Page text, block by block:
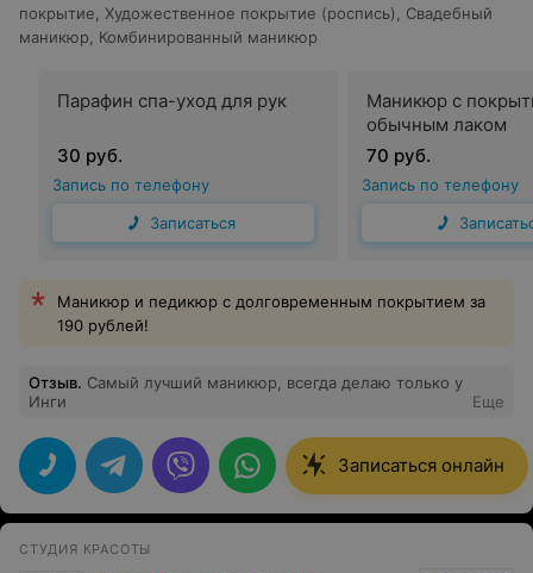
покрытие
Художественное покрытие (роспись)
Свадебный
маникюр
Комбинированный маникюр
Парафин спа-уход для рук
30 руб.
Запись по телефону
Записаться
Маникюр с
обычным лаком
70 руб.
Запись по телефону
Маникюр и педикюр с долговременным покрытием за
190 рублей!
Отзыв. Самый лучший маникюр, всегда делаю только у
Инги
Еще
Записаться онлайн
СТУДИЯ КРАСОТЫ